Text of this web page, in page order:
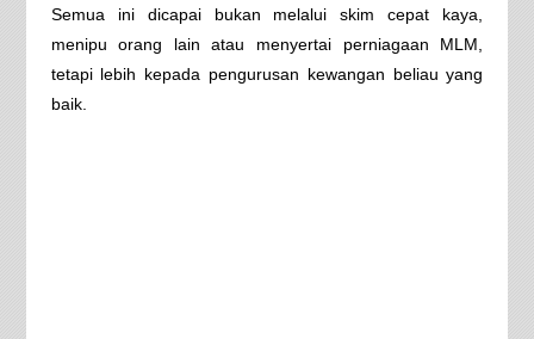
Semua ini dicapai bukan melalui skim cepat kaya,
menipu orang lain atau menyertai perniagaan MLM,
tetapi lebih kepada pengurusan kewangan beliau yang
baik.